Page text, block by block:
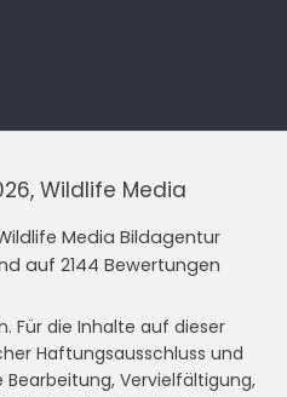
Wildlife Media
Media Bildagentur
auf 2144 Bewertungen
Für die Inhalte auf dieser
Haftungsausschluss und
Vervielfältigung,